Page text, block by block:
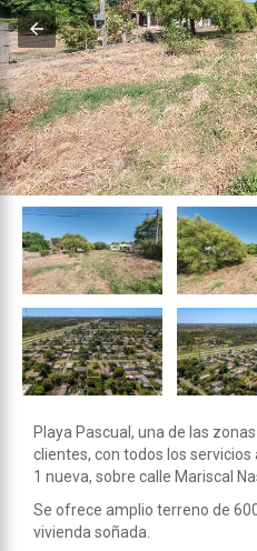
Playa Pascual, una de las
clientes, con todos los
1 nueva, sobre calle Mariscal
Se ofrece amplio terreno de
vivienda soñada.